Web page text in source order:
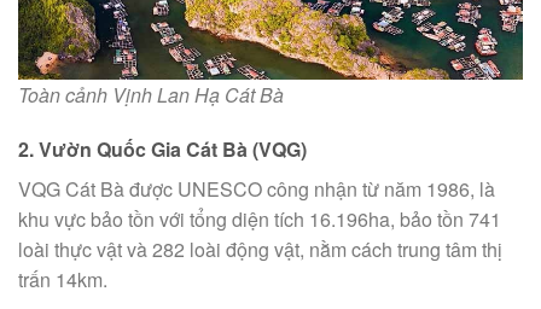
Toàn cảnh Vịnh Lan Hạ Cát Bà
2. Vườn Quốc Gia Cát Bà (VQG)
VQG Cát Bà được UNESCO công nhận từ năm 1986, là
khu vực bảo tồn với tổng diện tích 16.196ha, bảo tồn 741
loài thực vật và 282 loài động vật, nằm cách trung tâm thị
trấn 14km.